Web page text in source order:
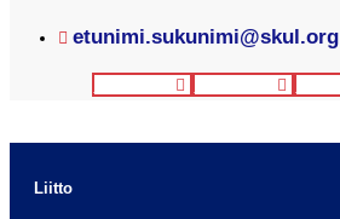
etunimi.sukunimi@skul.org
Liitto